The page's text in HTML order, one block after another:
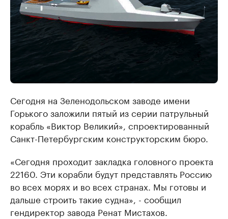
Сегодня на Зеленодольском заводе имени
Горького заложили пятый из серии патрульный
корабль «Виктор Великий», спроектированный
Санкт-Петербургским конструкторским бюро.
«Сегодня проходит закладка головного проекта
22160. Эти корабли будут представлять Россию
во всех морях и во всех странах. Мы готовы и
дальше строить такие судна», - сообщил
гендиректор завода Ренат Мистахов.